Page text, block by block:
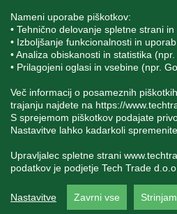
Nameni uporabe piškotkov:
• Tehnično delovanje spletne strani
• Izboljšanje funkcionalnosti in
• Analiza obiskanosti in statistika
• Prilagojeni oglasi in vsebine (npr.
Več informacij o posameznih
trajanju najdete na https://
S sprejemom piškotkov podajate
Nastavitve lahko kadarkoli
Upravljalec spletne strani
podatkov je podjetje Tech Trade
Nastavitve Zavrni vse
+386 1
pravilne in verodostojne
spletni strani zasledite
podatke ali slike, vas prosimo,